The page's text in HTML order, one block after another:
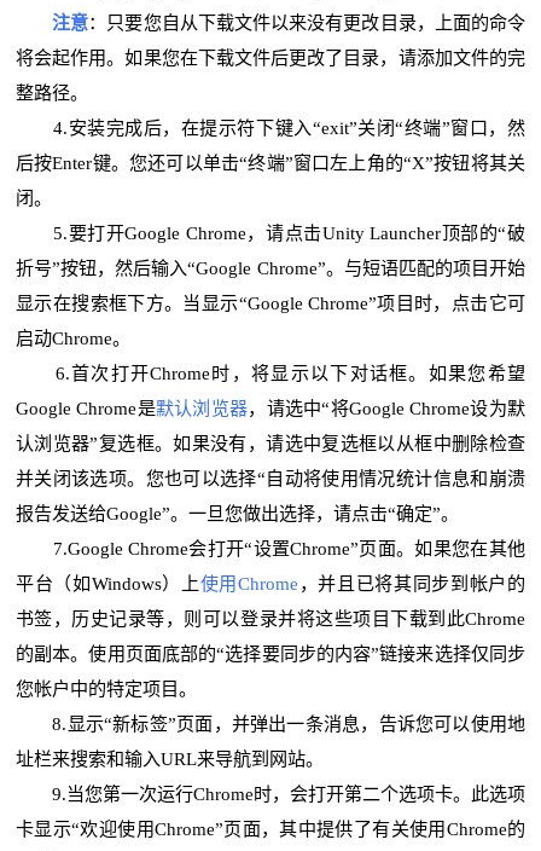
注意：只要您自从下载文件以来没有更改目录，上面的命令
将会起作用。如果您在下载文件后更改了目录，请添加文件的完
整路径。
4.安装完成后，在提示符下键入“exit”关闭“终端”窗口，然
后按Enter键。您还可以单击“终端”窗口左上角的“X”按钮将其关
闭。
5.要打开Google Chrome，请点击Unity Launcher顶部的“破
折号”按钮，然后输入“Google Chrome”。与短语匹配的项目开始
显示在搜索框下方。当显示“Google Chrome”项目时，点击它可
启动Chrome。
6.首次打开Chrome时，将显示以下对话框。如果您希望
Google Chrome是默认浏览器，请选中“将Google Chrome设为默
认浏览器”复选框。如果没有，请选中复选框以从框中删除检查
并关闭该选项。您也可以选择“自动将使用情况统计信息和崩溃
报告发送给Google”。一旦您做出选择，请点击“确定”。
7.Google Chrome会打开“设置Chrome”页面。如果您在其他
平台（如Windows）上使用Chrome ，并且已将其同步到帐户的
书签，历史记录等，则可以登录并将这些项目下载到此Chrome
的副本。使用页面底部的“选择要同步的内容”链接来选择仅同步
您帐户中的特定项目。
8.显示“新标签”页面，并弹出一条消息，告诉您可以使用地
址栏来搜索和输入URL来导航到网站。
9.当您第一次运行Chrome时，会打开第二个选项卡。此选项
卡显示“欢迎使用Chrome”页面，其中提供了有关使用Chrome的